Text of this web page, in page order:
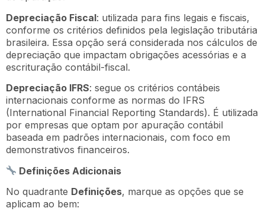
Depreciação Fiscal: utilizada para fins legais e fiscais,
conforme os critérios definidos pela legislação tributária
brasileira. Essa opção será considerada nos cálculos de
depreciação que impactam obrigações acessórias e a
escrituração contábil-fiscal.
Depreciação IFRS: segue os critérios contábeis
internacionais conforme as normas do IFRS
(International Financial Reporting Standards). É utilizada
por empresas que optam por apuração contábil
baseada em padrões internacionais, com foco em
demonstrativos financeiros.
Definições Adicionais
No quadrante Definições, marque as opções que se
aplicam ao bem: